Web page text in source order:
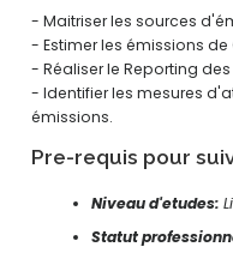
- Maitriser les sources
- Estimer les émissions de
- Réaliser le Reporting
- Identifier les mesures
émissions.
Pre-requis pour
Niveau d'etudes:
Statut